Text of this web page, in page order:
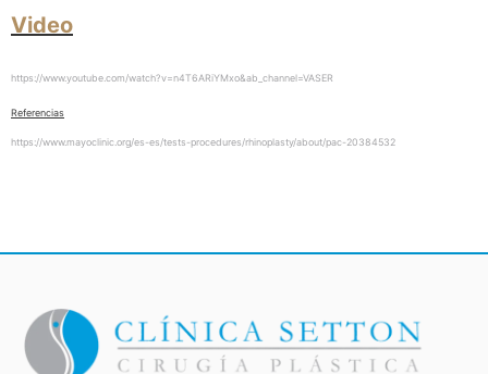
Video
https://www.youtube.com/watch?v=n4T6ARiYMxo&ab_channel=VASER
Referencias
https://www.mayoclinic.org/es-es/tests-procedures/rhinoplasty/about/pac-20384532